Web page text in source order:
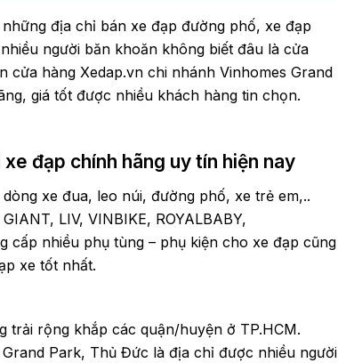
địa chỉ bán xe đạp đường phố, xe đạp
người băn khoăn không biết đâu là cửa
cửa hàng Xedap.vn chi nhánh Vinhomes Grand
giá tốt được nhiều khách hàng tin chọn.
đạp chính hãng uy tín hiện nay
xe đua, leo núi, đường phố, xe trẻ em,..
LIV, VINBIKE, ROYALBABY,
nhiều phụ tùng – phụ kiện cho xe đạp cũng
xe tốt nhất.
trải rộng khắp các quận/huyện ở TP.HCM.
Park, Thủ Đức là địa chỉ được nhiều người